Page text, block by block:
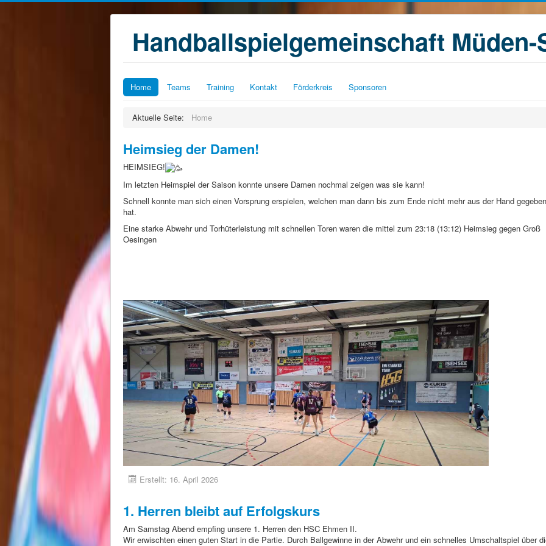
Handballspielgemeinschaft Müden-
Home Teams Training Kontakt Förderkreis Sponsoren
Aktuelle Seite: Home
Heimsieg der Damen!
HEIMSIEG!
Im letzten Heimspiel der Saison konnte unsere Damen nochmal zeigen was sie kann!
Schnell konnte man sich einen Vorsprung erspielen, welchen man dann bis zum Ende nicht mehr aus der Hand gegeben
hat.
Eine starke Abwehr und Torhüterleistung mit schnellen Toren waren die mittel zum 23:18 (13:12) Heimsieg gegen Groß
Oesingen
Erstellt: 16. April 2026
1. Herren bleibt auf Erfolgskurs
Am Samstag Abend empfing unsere 1. Herren den HSC Ehmen II.
Wir erwischten einen guten Start in die Partie. Durch Ballgewinne in der Abwehr und ein schnelles Umschaltspiel über